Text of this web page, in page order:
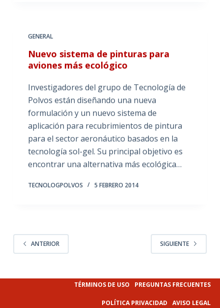
GENERAL
Nuevo sistema de pinturas para
aviones más ecológico
Investigadores del grupo de Tecnología de
Polvos están diseñando una nueva
formulación y un nuevo sistema de
aplicación para recubrimientos de pintura
para el sector aeronáutico basados en la
tecnología sol-gel. Su principal objetivo es
encontrar una alternativa más ecológica…
TECNOLOGPOLVOS 5 FEBRERO 2014
ANTERIOR SIGUIENTE
TÉRMINOS DE USO PREGUNTAS FRECUENTES
POLÍTICA PRIVACIDAD AVISO LEGAL